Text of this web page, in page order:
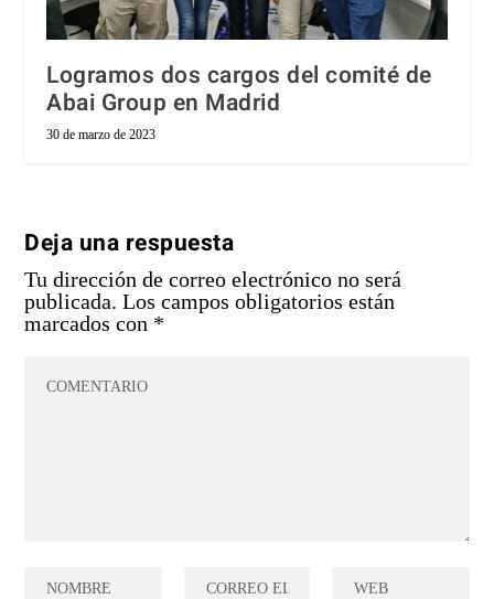
Logramos dos cargos del comité de
Abai Group en Madrid
30 de marzo de 2023
Deja una respuesta
Tu dirección de correo electrónico no será
publicada. Los campos obligatorios están
marcados con *